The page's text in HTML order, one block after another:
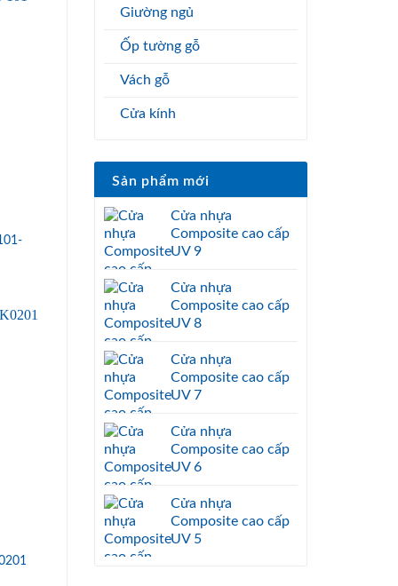
Giường ngủ
Ốp tường gỗ
Vách gỗ
Cửa kính
Sản phẩm mới
Cửa nhựa
Composite cao cấp
UV 9
Cửa nhựa
Composite cao cấp
UV 8
Cửa nhựa
Composite cao cấp
UV 7
Cửa nhựa
Composite cao cấp
UV 6
Cửa nhựa
Composite cao cấp
UV 5